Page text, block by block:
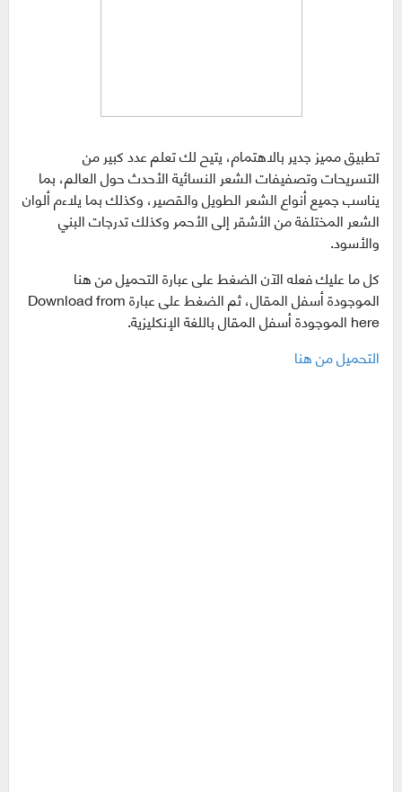
تطبيق مميز جدير بالاهتمام، يتيح لك تعلم عدد كبير من
التسريحات وتصفيفات الشعر النسائية الأحدث حول العالم، بما
يناسب جميع أنواع الشعر الطويل والقصير، وكذلك بما يلاءم ألوان
الشعر المختلفة من الأشقر إلى الأحمر وكذلك تدرجات البني
والأسود.
كل ما عليك فعله الآن الضغط على عبارة التحميل من هنا
الموجودة أسفل المقال، ثم الضغط على عبارة Download from
here الموجودة أسفل المقال باللغة الإنكليزية.
التحميل من هنا